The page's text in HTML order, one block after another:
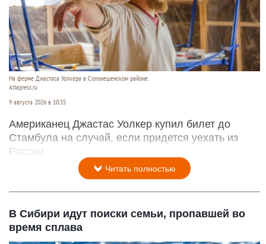
На ферме Джастаса Уолкера в Солонешенском районе.
Altapress.ru
9 августа 2026 в 10:35
Американец Джастас Уолкер купил билет до
Стамбула на случай, если придется уехать из
России.
Читать полностью
В Сибири идут поиски семьи, пропавшей во
время сплава